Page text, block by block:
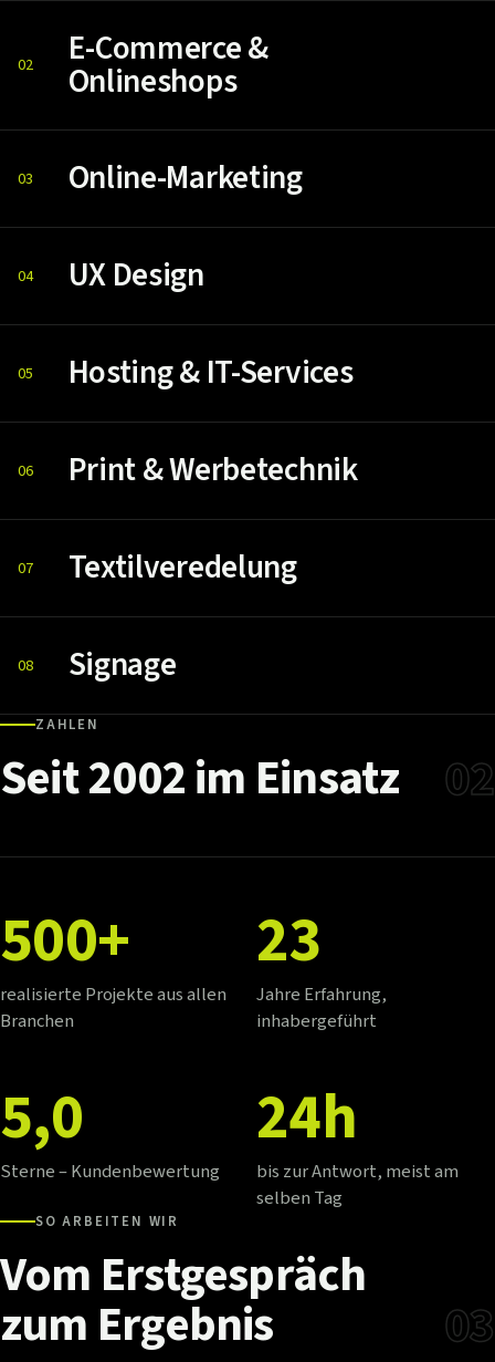
02 E-Commerce &
Onlineshops
03 Online-Marketing
04 UX Design
05 Hosting & IT-Services
06 Print & Werbetechnik
07 Textilveredelung
08 Signage
ZAHLEN
Seit2002im Einsatz 02
500+
realisierte Projekte aus allen
Branchen
23
Jahre Erfahrung,
inhabergeführt
5,0
Sterne – Kundenbewertung
24h
bis zur Antwort, meist am
selben Tag
SO ARBEITEN WIR
Vom Erstgespräch
zum Ergebnis
03